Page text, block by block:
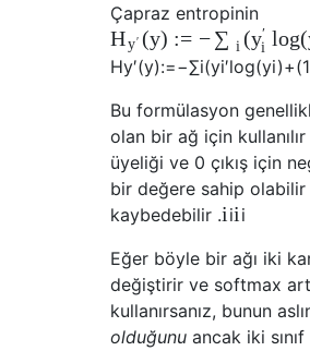
Çapraz entropinin
Hy′ (y) := − ∑ i (y′
i log(
Hy′(y):=−∑i(yi′log(yi)+(1
Bu formülasyon
olan bir ağ için
üyeliği ve 0 çıkış için
bir değere sahip olabilir
kaybedebilir .iiii
Eğer böyle bir ağı iki
değiştirir ve softmax
kullanırsanız, bunun
olduğunu ancak iki